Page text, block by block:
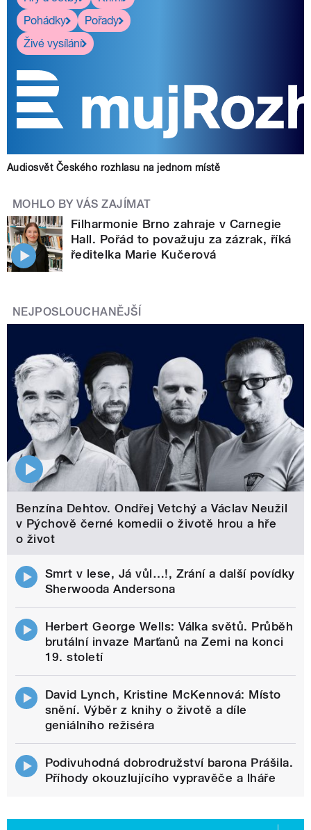
Pohádky
Pořady
Živé vysílání
Audiosvět Českého rozhlasu na jednom místě
MOHLO BY VÁS ZAJÍMAT
Filharmonie Brno zahraje v Carnegie
Hall. Pořád to považuju za zázrak, říká
ředitelka Marie Kučerová
NEJPOSLOUCHANĚJŠÍ
Benzína Dehtov. Ondřej Vetchý a Václav Neužil
v Pýchově černé komedii o životě hrou a hře
o život
Smrt v lese, Já vůl…!, Zrání a další povídky
Sherwooda Andersona
Herbert George Wells: Válka světů. Průběh
brutální invaze Marťanů na Zemi na konci
19. století
David Lynch, Kristine McKennová: Místo
snění. Výběr z knihy o životě a díle
geniálního režiséra
Podivuhodná dobrodružství barona Prášila.
Příhody okouzlujícího vypravěče a lháře